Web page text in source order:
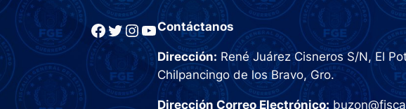
Facebook Twitter InstagramYouTube Contáctanos
Dirección: René Juárez Cisneros S/N, El
Chilpancingo de los Bravo, Gro.
Dirección Correo Electrónico: